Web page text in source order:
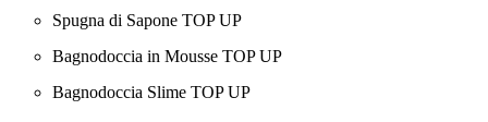
Spugna di Sapone TOP UP
Bagnodoccia in Mousse TOP UP
Bagnodoccia Slime TOP UP